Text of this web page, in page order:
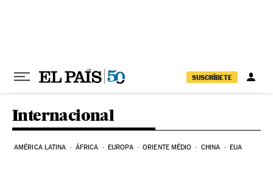
SUSCRÍBETE
Internacional
AMÉRICA LATINA ÁFRICA EUROPA ORIENTE MÉDIO CHINA EUA